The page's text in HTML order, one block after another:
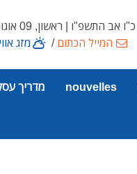
כ"ו אב התשפ"ו | ראשון, 09 אוגוסט 2026
המייל הכתום/ מזג
nouvelles מדריך